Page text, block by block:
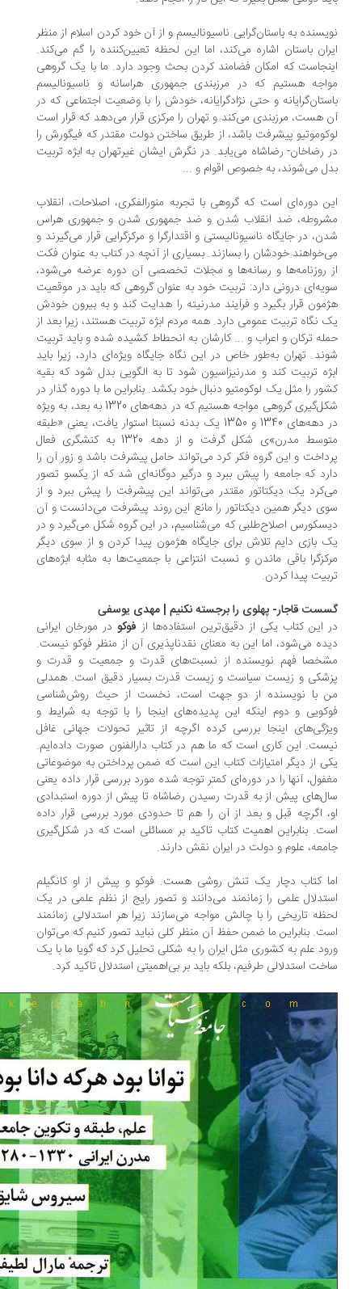
به باستان‌گرایی ناسیونالیسم و از آن خود کردن اسلام از منظر
باستان اشاره می‌کند، اما این لحظه تعیین‌کننده را گم می‌کند.
که امکان فضامند کردن بحث وجود دارد. ما با یک گروهی
هستیم که در مرزبندی جمهوری هراسانه و ناسیونالیسم
و حتی نژادگرایانه، خودش را با وضعیت اجتماعی که در
هست، مرزبندی می‌کند و تهران را مرکزی قرار می‌دهد که قرار است
پیشرفت باشد، از طریق ساختن دولت مقتدر که فیگورش را
رضاخان- رضاشاه می‌یابد. در نگرش ایشان غیرتهران به ابژه تربیت
می‌شوند، به خصوص اقوام و ...
دوره‌ای است که گروهی با تجربه منورالفکری، اصلاحات، انقلاب
ضد انقلاب شدن و ضد جمهوری شدن و جمهوری هراس
در جایگاه ناسیونالیستی و اقتدارگرا و مرکزگرایی قرار می‌گیرند و
خودشان را بسازند. بسیاری از آنچه در کتاب به عنوان فکت
روزنامه‌ها و رسانه‌ها و مجلات تخصصی آن دوره عرضه می‌شود،
درونی دارد: تربیت خود به عنوان گروهی که باید در موقعیت
قرار بگیرد و فرآیند مدرنیته را هدایت کند و به بیرون خودش
نگاه تربیت عمومی دارد. همه مردم ابژه تربیت هستند، زیرا بعد از
ترکان و اعراب و ... کارشان به انحطاط کشیده شده و باید تربیت
تهران به‌طور خاص در این نگاه جایگاه ویژه‌ای دارد، زیرا باید
تربیت کند و مدرنیزاسیون شود تا به الگویی بدل شود که بقیه
را مثل یک لوکومتیو دنبال خود بکشد. بنابراین ما با دوره گذار در
شکل‌گیری گروهی مواجه هستیم که در دهه‌های 1320 به بعد، به ویژه
در دهه‌های 1340 و 1350 یک بدنه نسبتا استوار یافت، یعنی «طبقه
متوسط مدرن»ی شکل گرفت و از دهه 1320 به کنشگری فعال
و این گروه فکر کرد می‌تواند حامل پیشرفت باشد و زور آن را
که جامعه را پیش ببرد و درگیر دوگانه‌ای شد که از یکسو تصور
یک دیکتاتور مقتدر می‌تواند این پیشرفت را پیش ببرد و از
دیگر همین دیکتاتور را مانع این روند پیشرفت می‌دانست و آن
اصلاح‌طلبی که می‌شناسیم، در این گروه شکل می‌گیرد و در
بازی دایم تلاش برای جایگاه هژمون پیدا کردن و از سوی دیگر
باقی ماندن و نسبت انتزاعی با جمعیت‌ها به مثابه ابژه‌های
پیدا کردن.
قاجار- پهلوی را برجسته نکنیم | مهدی یوسفی
این کتاب یکی از دقیق‌ترین استفاده‌ها ازفوکودر مورخان ایرانی
می‌شود، اما این به معنای نقدناپذیری آن از منظر فوکو نیست.
فهم نویسنده از نسبت‌های قدرت و جمعیت و قدرت و
و زیست سیاست و زیست قدرت بسیار دقیق است. همدلی
با نویسنده از دو جهت است، نخست از حیث روش‌شناسی
و دوم اینکه این پدیده‌های اینجا را با توجه به شرایط و
اینجا بررسی کرده اگرچه از تاثیر تحولات جهانی غافل
این کاری است که ما هم در کتاب دارالفنون صورت داده‌ایم.
از دیگر امتیازات کتاب این است که ضمن پرداختن به موضوعاتی
آنها را در دوره‌ای کمتر توجه شده مورد بررسی قرار داده یعنی
پیش از به قدرت رسیدن رضاشاه تا پیش از دوره استبدادی
اگرچه قبل و بعد از آن را هم تا حدودی مورد بررسی قرار داده
بنابراین اهمیت کتاب تاکید بر مسائلی است که در شکل‌گیری
علوم و دولت در ایران نقش دارند.
کتاب دچار یک تنش روشی هست. فوکو و پیش از او کانگیلم
علمی را زمانمند می‌دانند و تصور رایج از نظم علمی در یک
تاریخی را با چالش مواجه می‌سازند زیرا هر استدلالی زمانمند
بنابراین ما ضمن حفظ آن منظر کلی نباید تصور کنیم که می‌توان
علم به کشوری مثل ایران را به شکلی تحلیل کرد که گویا ما با یک
استدلالی طرفیم، بلکه باید بر بی‌اهمیتی استدلال تاکید کرد.